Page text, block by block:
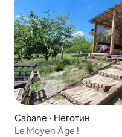
Cabane ⋅ Неготин
Le Moyen Âge !